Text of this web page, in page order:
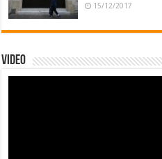
15/12/2017
Video